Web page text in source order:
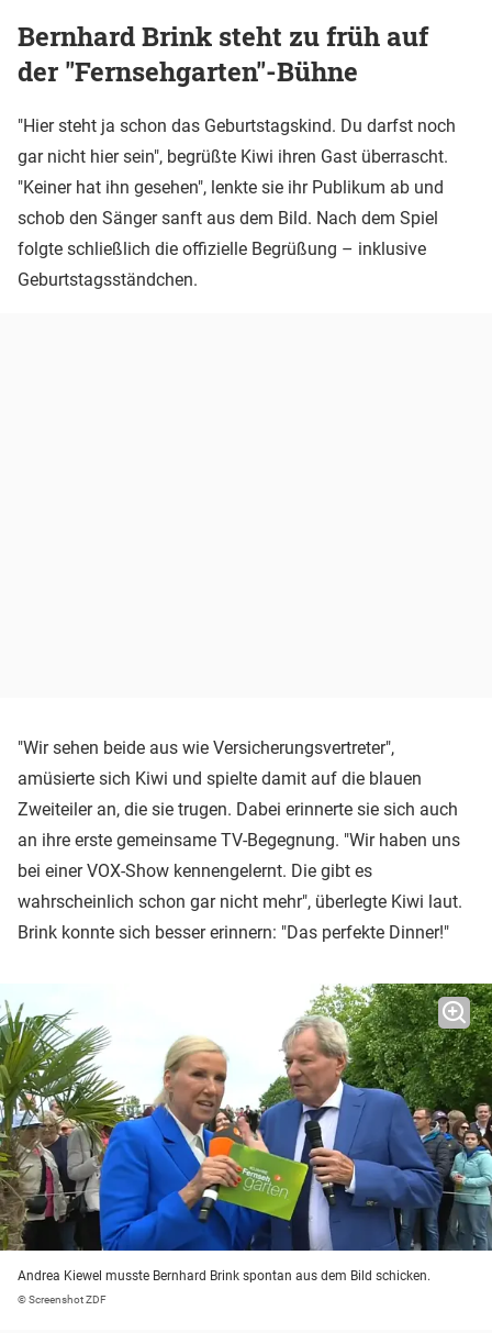
Bernhard Brink steht zu früh auf
der "Fernsehgarten"-Bühne
"Hier steht ja schon das Geburtstagskind. Du darfst noch
gar nicht hier sein", begrüßte Kiwi ihren Gast überrascht.
"Keiner hat ihn gesehen", lenkte sie ihr Publikum ab und
schob den Sänger sanft aus dem Bild. Nach dem Spiel
folgte schließlich die offizielle Begrüßung – inklusive
Geburtstagsständchen.
"Wir sehen beide aus wie Versicherungsvertreter",
amüsierte sich Kiwi und spielte damit auf die blauen
Zweiteiler an, die sie trugen. Dabei erinnerte sie sich auch
an ihre erste gemeinsame TV-Begegnung. "Wir haben uns
bei einer VOX-Show kennengelernt. Die gibt es
wahrscheinlich schon gar nicht mehr", überlegte Kiwi laut.
Brink konnte sich besser erinnern: "Das perfekte Dinner!"
Andrea Kiewel musste Bernhard Brink spontan aus dem Bild schicken.
© Screenshot ZDF